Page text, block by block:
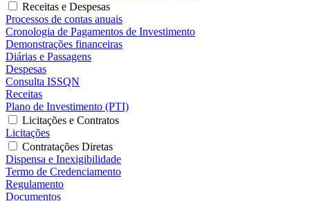
Receitas e Despesas
Processos de contas anuais
Cronologia de Pagamentos de Investimento
Demonstrações financeiras
Diárias e Passagens
Despesas
Consulta ISSQN
Receitas
Plano de Investimento (PTI)
Licitações e Contratos
Licitações
Contratações Diretas
Dispensa e Inexigibilidade
Termo de Credenciamento
Regulamento
Documentos